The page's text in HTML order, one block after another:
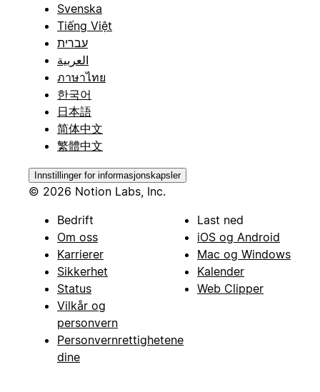
Svenska
Tiếng Việt
עברית
العربية
ภาษาไทย
한국어
日本語
简体中文
繁體中文
Innstillinger for informasjonskapsler
© 2026 Notion Labs, Inc.
Bedrift
Om oss
Karrierer
Sikkerhet
Status
Vilkår og
personvern
Personvernrettighetene
dine
Last ned
iOS og Android
Mac og Windows
Kalender
Web Clipper